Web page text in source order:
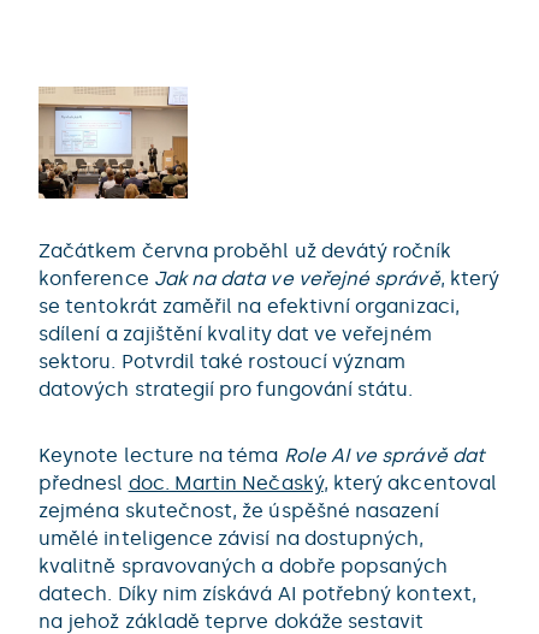
Začátkem června proběhl už devátý ročník
konference Jak na data ve veřejné správě, který
se tentokrát zaměřil na efektivní organizaci,
sdílení a zajištění kvality dat ve veřejném
sektoru. Potvrdil také rostoucí význam
datových strategií pro fungování státu.
Keynote lecture na téma Role AI ve správě dat
přednesl doc. Martin Nečaský, který akcentoval
zejména skutečnost, že úspěšné nasazení
umělé inteligence závisí na dostupných,
kvalitně spravovaných a dobře popsaných
datech. Díky nim získává AI potřebný kontext,
na jehož základě teprve dokáže sestavit